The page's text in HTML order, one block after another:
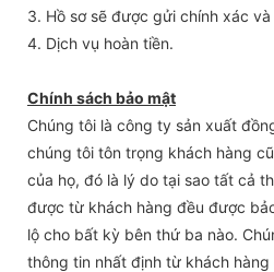
3. Hồ sơ sẽ được gửi chính xác
4. Dịch vụ hoàn tiền.
Chính sách bảo mật
Chúng tôi là công ty sản xuất
chúng tôi tôn trọng khách hàng
của họ, đó là lý do tại sao tất cả
được từ khách hàng đều được
lộ cho bất kỳ bên thứ ba nào.
thông tin nhất định từ khách